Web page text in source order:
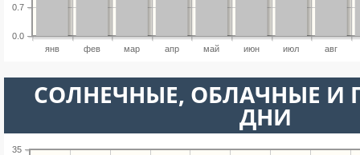
янв фев мар апр май июн июл авг
0.0
0.7
CОЛНЕЧНЫЕ, ОБЛАЧНЫЕ И
ДНИ
35